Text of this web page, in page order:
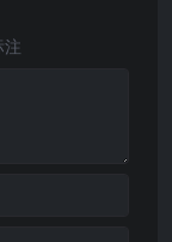
注